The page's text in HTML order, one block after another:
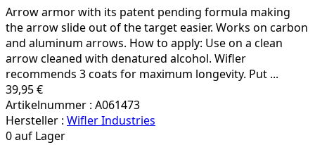
Arrow armor with its patent pending formula making
the arrow slide out of the target easier. Works on carbon
and aluminum arrows. How to apply: Use on a clean
arrow cleaned with denatured alcohol. Wifler
recommends 3 coats for maximum longevity. Put ...
39,95 €
Artikelnummer : A061473
Hersteller : Wifler Industries
0 auf Lager